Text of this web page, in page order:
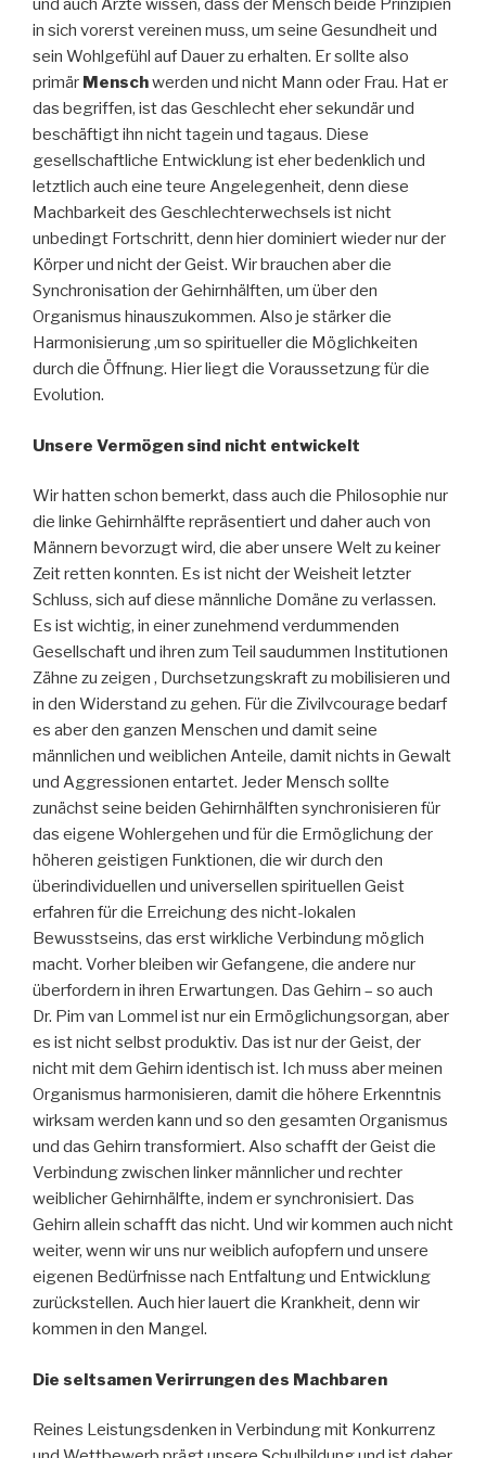
und auch Ärzte wissen, dass der Mensch beide Prinzipien
in sich vorerst vereinen muss, um seine Gesundheit und
sein Wohlgefühl auf Dauer zu erhalten. Er sollte also
primär Menschwerden und nicht Mann oder Frau. Hat er
das begriffen, ist das Geschlecht eher sekundär und
beschäftigt ihn nicht tagein und tagaus. Diese
gesellschaftliche Entwicklung ist eher bedenklich und
letztlich auch eine teure Angelegenheit, denn diese
Machbarkeit des Geschlechterwechsels ist nicht
unbedingt Fortschritt, denn hier dominiert wieder nur der
Körper und nicht der Geist. Wir brauchen aber die
Synchronisation der Gehirnhälften, um über den
Organismus hinauszukommen. Also je stärker die
Harmonisierung ,um so spiritueller die Möglichkeiten
durch die Öffnung. Hier liegt die Voraussetzung für die
Evolution.
Unsere Vermögen sind nicht entwickelt
Wir hatten schon bemerkt, dass auch die Philosophie nur
die linke Gehirnhälfte repräsentiert und daher auch von
Männern bevorzugt wird, die aber unsere Welt zu keiner
Zeit retten konnten. Es ist nicht der Weisheit letzter
Schluss, sich auf diese männliche Domäne zu verlassen.
Es ist wichtig, in einer zunehmend verdummenden
Gesellschaft und ihren zum Teil saudummen Institutionen
Zähne zu zeigen , Durchsetzungskraft zu mobilisieren und
in den Widerstand zu gehen. Für die Zivilvcourage bedarf
es aber den ganzen Menschen und damit seine
männlichen und weiblichen Anteile, damit nichts in Gewalt
und Aggressionen entartet. Jeder Mensch sollte
zunächst seine beiden Gehirnhälften synchronisieren für
das eigene Wohlergehen und für die Ermöglichung der
höheren geistigen Funktionen, die wir durch den
überindividuellen und universellen spirituellen Geist
erfahren für die Erreichung des nicht-lokalen
Bewusstseins, das erst wirkliche Verbindung möglich
macht. Vorher bleiben wir Gefangene, die andere nur
überfordern in ihren Erwartungen. Das Gehirn – so auch
Dr. Pim van Lommel ist nur ein Ermöglichungsorgan, aber
es ist nicht selbst produktiv. Das ist nur der Geist, der
nicht mit dem Gehirn identisch ist. Ich muss aber meinen
Organismus harmonisieren, damit die höhere Erkenntnis
wirksam werden kann und so den gesamten Organismus
und das Gehirn transformiert. Also schafft der Geist die
Verbindung zwischen linker männlicher und rechter
weiblicher Gehirnhälfte, indem er synchronisiert. Das
Gehirn allein schafft das nicht. Und wir kommen auch nicht
weiter, wenn wir uns nur weiblich aufopfern und unsere
eigenen Bedürfnisse nach Entfaltung und Entwicklung
zurückstellen. Auch hier lauert die Krankheit, denn wir
kommen in den Mangel.
Die seltsamen Verirrungen des Machbaren
Reines Leistungsdenken in Verbindung mit Konkurrenz